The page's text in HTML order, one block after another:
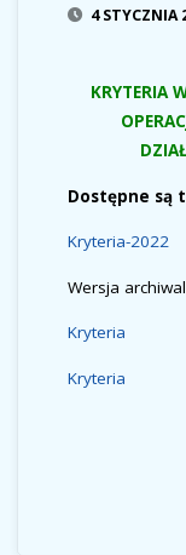
4 STYCZNIA
KRYTERIA
Dostępne są
Kryteria-2022
Wersja
Kryteria
Kryteria